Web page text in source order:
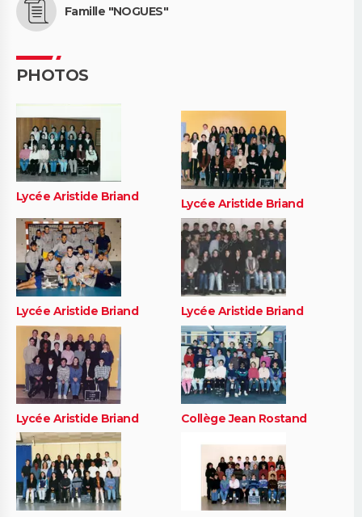
Famille "NOGUES"
PHOTOS
Lycée Aristide Briand Lycée Aristide Briand
Lycée Aristide Briand Lycée Aristide Briand
Lycée Aristide Briand Collège Jean Rostand